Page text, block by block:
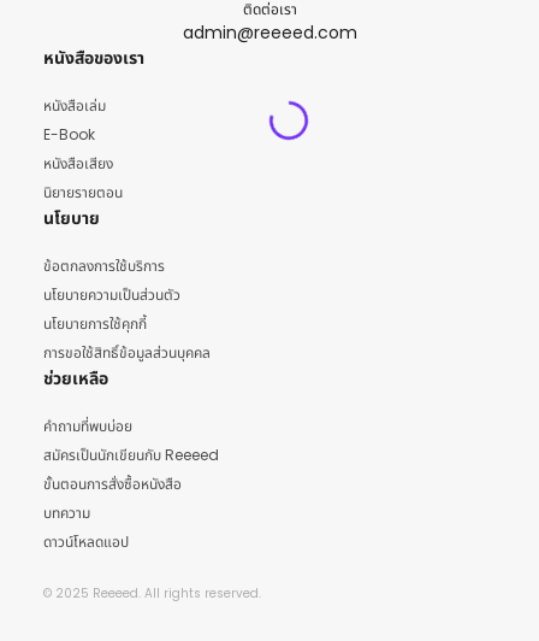
ติดต่อเรา
admin@reeeed.com
หนังสือของเรา
หนังสือเล่ม
E-Book
หนังสือเสียง
นิยายรายตอน
นโยบาย
ข้อตกลงการใช้บริการ
นโยบายความเป็นส่วนตัว
นโยบายการใช้คุกกี้
การขอใช้สิทธิ์ข้อมูลส่วนบุคคล
ช่วยเหลือ
คำถามที่พบบ่อย
สมัครเป็นนักเขียนกับ Reeeed
ขั้นตอนการสั่งซื้อหนังสือ
บทความ
ดาวน์โหลดแอป
© 2025 Reeeed. All rights reserved.